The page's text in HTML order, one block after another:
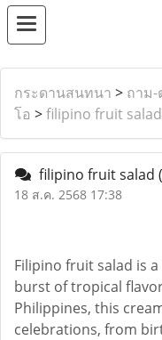
กระดานสนทนา > ถาม-
โอ >filipino fruit salad
filipino fruit salad
18 ส.ค. 2568 17:38
Filipino fruit salad is
burst of tropical
Philippines, this
celebrations, from